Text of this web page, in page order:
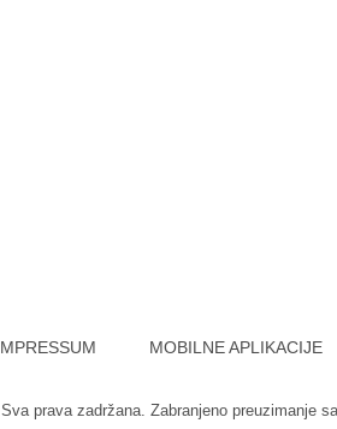
MOBILNE APLIKACIJE
prava zadržana. Zabranjeno preuzimanje